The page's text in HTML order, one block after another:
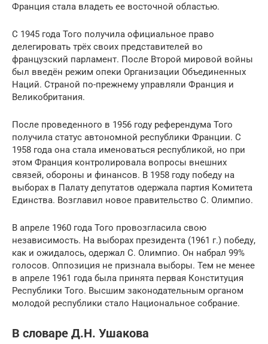
Франция стала владеть ее восточной областью.
С 1945 года Того получила официальное право
делегировать трёх своих представителей во
французский парламент. После Второй мировой войны
был введён режим опеки Организации Объединенных
Наций. Страной по-прежнему управляли Франция и
Великобритания.
После проведенного в 1956 году референдума Того
получила статус автономной республики Франции. С
1958 года она стала именоваться республикой, но при
этом Франция контролировала вопросы внешних
связей, обороны и финансов. В 1958 году победу на
выборах в Палату депутатов одержала партия Комитета
Единства. Возглавил новое правительство С. Олимпио.
В апреле 1960 года Того провозгласила свою
независимость. На выборах президента (1961 г.) победу,
как и ожидалось, одержал С. Олимпио. Он набрал 99%
голосов. Оппозиция не признала выборы. Тем не менее
в апреле 1961 года была принята первая Конституция
Республики Того. Высшим законодательным органом
молодой республики стало Национальное собрание.
В словаре Д.Н. Ушакова